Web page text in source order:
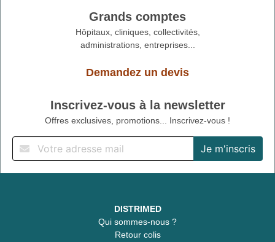
Grands comptes
Hôpitaux, cliniques, collectivités,
administrations, entreprises...
Demandez un devis
Inscrivez-vous à la newsletter
Offres exclusives, promotions... Inscrivez-vous !
DISTRIMED
Qui sommes-nous ?
Retour colis